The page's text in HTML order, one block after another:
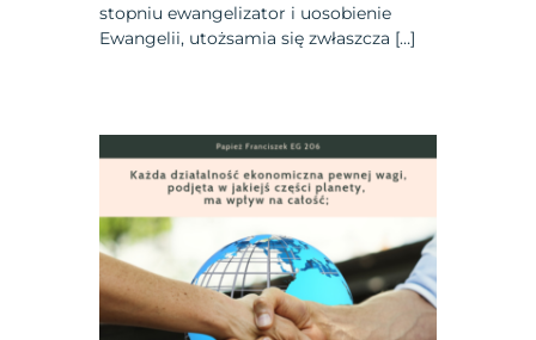
stopniu ewangelizator i uosobienie
Ewangelii, utożsamia się zwłaszcza […]